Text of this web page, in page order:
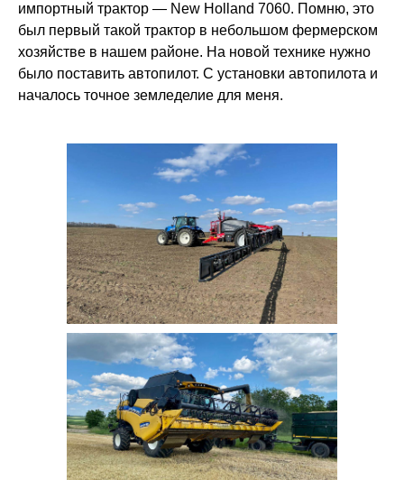
импортный трактор — New Holland 7060. Помню, это
был первый такой трактор в небольшом фермерском
хозяйстве в нашем районе. На новой технике нужно
было поставить автопилот. С установки автопилота и
началось точное земледелие для меня.